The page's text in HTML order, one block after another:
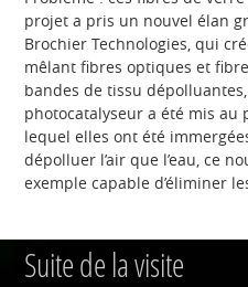
projet a pris un nouvel élan
Brochier Technologies, qui
mêlant fibres optiques et
bandes de tissu
photocatalyseur a été mis
lequel elles ont été
dépolluer l’air que l’eau, ce
exemple capable d’éliminer
Suite de la visite